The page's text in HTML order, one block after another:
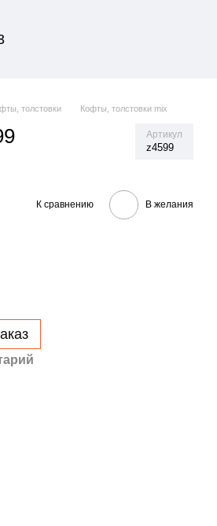
толстовки Кофты, толстовки mix
Артикул
z4599
К сравнению В желания